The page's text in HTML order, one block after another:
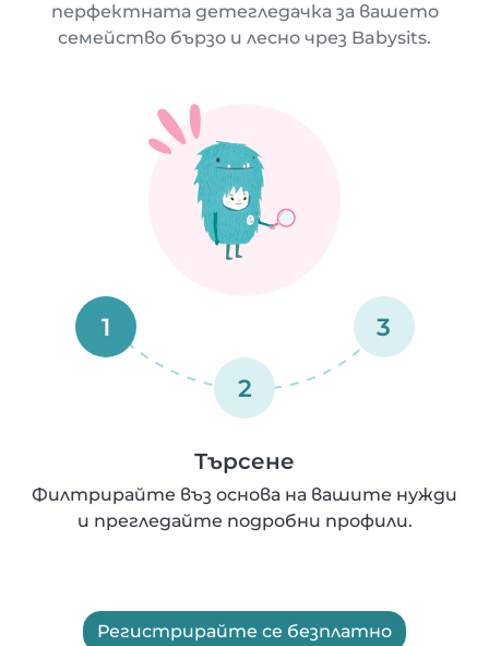
перфектната детегледачка за вашето
семейство бързо и лесно чрез Babysits.
1
2
3
Търсене
Филтрирайте въз основа на вашите нужди
и прегледайте подробни профили.
Регистрирайте се безплатно